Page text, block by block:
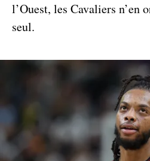
l’Ouest, les Cavaliers n’en
seul.